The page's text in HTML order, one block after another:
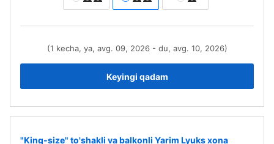
(1 kecha, ya, avg. 09, 2026 - du, avg. 10, 2026)
Keyingi qadam
"King-size" to'shakli va balkonli Yarim Lyuks xona